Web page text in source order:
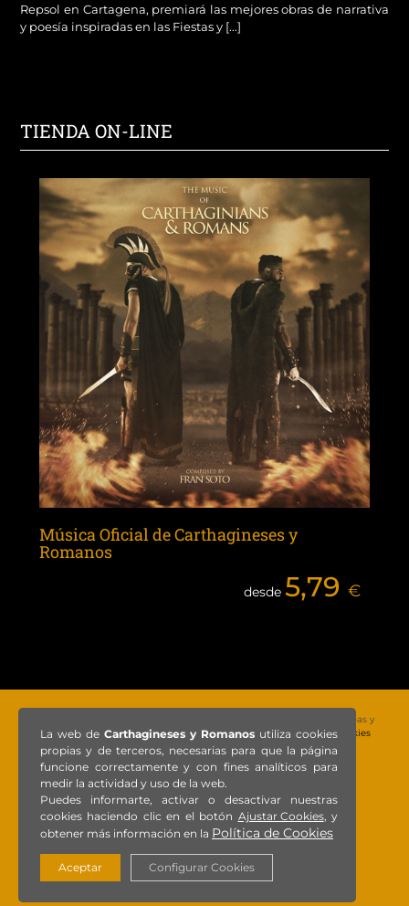
Repsol en Cartagena, premiará las mejores obras de narrativa
y poesía inspiradas en las Fiestas y [...]
TIENDA ON-LINE
Música Oficial de Carthagineses y
Romanos
desde 5,79 €
© Copyright 2021 – Todos los derechos reservados – Federación de Tropas y
Legiones, SLU |Aviso legal|Política de privacidad|Política de cookies
La web de Carthagineses y Romanos utiliza cookies
propias y de terceros, necesarias para que la página
funcione correctamente y con fines analíticos para
medir la actividad y uso de la web.
Puedes informarte, activar o desactivar nuestras
cookies haciendo clic en el botón Ajustar Cookies, y
obtener más información en la Política de Cookies
Aceptar Configurar Cookies